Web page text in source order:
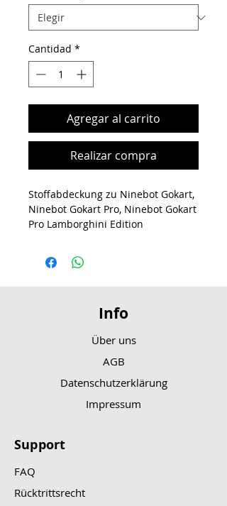
Cantidad *
Agregar al carrito
Realizar compra
Stoffabdeckung zu Ninebot Gokart,
Ninebot Gokart Pro, Ninebot Gokart
Pro Lamborghini Edition
Info
Über uns
AGB
Datenschutzerklärung
Impressum
Support
FAQ
Rücktrittsrecht